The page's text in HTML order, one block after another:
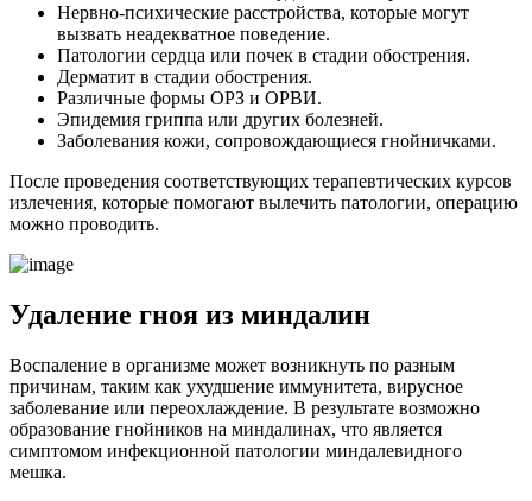
Нервно-психические расстройства, которые могут
вызвать неадекватное поведение.
Патологии сердца или почек в стадии обострения.
Дерматит в стадии обострения.
Различные формы ОРЗ и ОРВИ.
Эпидемия гриппа или других болезней.
Заболевания кожи, сопровождающиеся гнойничками.
После проведения соответствующих терапевтических курсов
излечения, которые помогают вылечить патологии, операцию
можно проводить.
Удаление гноя из миндалин
Воспаление в организме может возникнуть по разным
причинам, таким как ухудшение иммунитета, вирусное
заболевание или переохлаждение. В результате возможно
образование гнойников на миндалинах, что является
симптомом инфекционной патологии миндалевидного
мешка.